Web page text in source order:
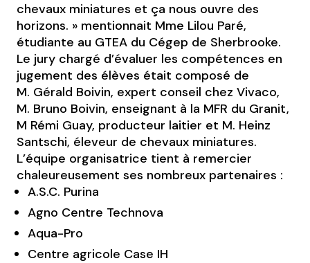
chevaux miniatures et ça nous ouvre des
horizons. » mentionnait Mme Lilou Paré,
étudiante au GTEA du Cégep de Sherbrooke.
Le jury chargé d’évaluer les compétences en
jugement des élèves était composé de
M. Gérald Boivin, expert conseil chez Vivaco,
M. Bruno Boivin, enseignant à la MFR du Granit,
M Rémi Guay, producteur laitier et M. Heinz
Santschi, éleveur de chevaux miniatures.
L’équipe organisatrice tient à remercier
chaleureusement ses nombreux partenaires :
A.S.C. Purina
Agno Centre Technova
Aqua-Pro
Centre agricole Case IH